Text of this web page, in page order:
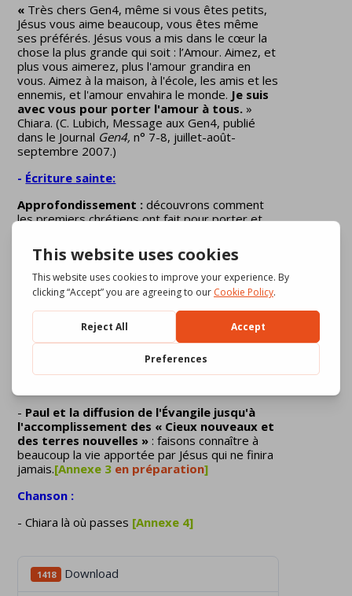
« Très chers Gen4, même si vous êtes petits,
Jésus vous aime beaucoup, vous êtes même
ses préférés. Jésus vous a mis dans le cœur la
chose la plus grande qui soit : l’Amour. Aimez, et
plus vous aimerez, plus l'amour grandira en
vous. Aimez à la maison, à l'école, les amis et les
ennemis, et l'amour envahira le monde. Je suis
avec vous pour porter l'amour à tous. »
Chiara. (C. Lubich, Message aux Gen4, publié
dans le Journal Gen4,n° 7-8, juillet-août-
septembre 2007.)
- Écriture sainte:
Approfondissement : découvrons comment
les premiers chrétiens ont fait pour porter et
les premiers chrétiens sur l'amour et le service
des plus démunis. Le courage d'aimer jusqu'au
bout. La diffusion du message de l'Évangile. Paul
est lui aussi "frappé" par la lumière, il répond à
cet amour et veut le porter à tous.
- Épisodes :
Le martyre d'Étienne: soyons des amis de
Jésus même quand c'est difficile.[Annexe 2en
- Paul et la diffusion de l'Évangile jusqu'à
l'accomplissement des « Cieux nouveaux et
des terres nouvelles » : faisons connaître à
beaucoup la vie apportée par Jésus qui ne finira
jamais.[Annexe 3 en préparation]
Chanson :
- Chiara là où passes [Annexe 4]
1418 Download